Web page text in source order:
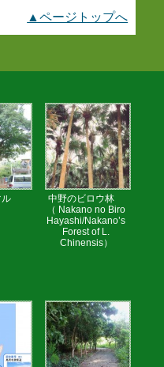
▲ページトップへ
ル
中野のビロウ林
（ Nakano no Biro
Hayashi/Nakano’s
Forest of L.
Chinensis）